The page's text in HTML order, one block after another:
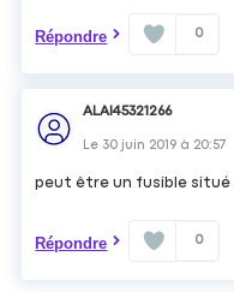
Répondre 0
ALAI45321266
Le 30 juin 2019 à 20:57
peut être un fusible situé
Répondre 0